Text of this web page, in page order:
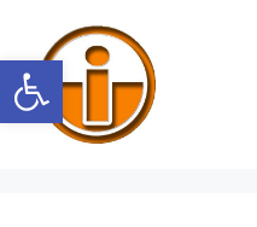
Abrir barra de herramientas
contenido